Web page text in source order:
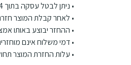
• ניתן לבטל עסקה בתוך 14 יום מקבלת המוצר, כל עוד לא נעשה בו שימוש והמוצר באריזתו המקורית.
• לאחר קבלת המוצר חזרה,
• ההחזר יבוצע באותו
• דמי משלוח אינם
• עלות החזרת המוצר